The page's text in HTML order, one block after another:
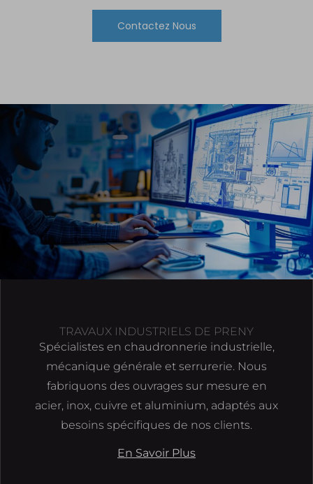
Contactez Nous
TRAVAUX INDUSTRIELS DE PRENY
Spécialistes en chaudronnerie industrielle,
mécanique générale et serrurerie. Nous
fabriquons des ouvrages sur mesure en
acier, inox, cuivre et aluminium, adaptés aux
besoins spécifiques de nos clients.
En Savoir Plus